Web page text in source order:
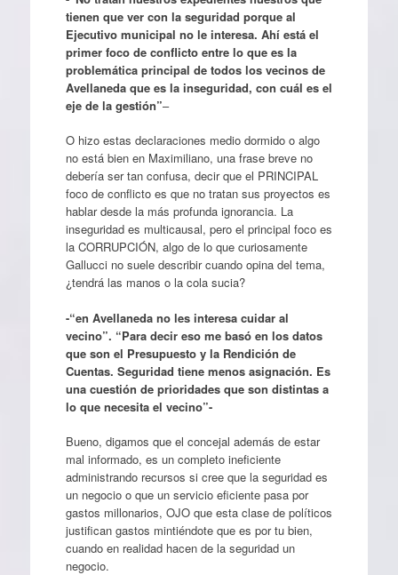
tienen que ver con la seguridad porque al
Ejecutivo municipal no le interesa. Ahí está el
primer foco de conflicto entre lo que es la
problemática principal de todos los vecinos de
Avellaneda que es la inseguridad, con cuál es el
eje de la gestión”–
O hizo estas declaraciones medio dormido o algo
no está bien en Maximiliano, una frase breve no
debería ser tan confusa, decir que el PRINCIPAL
foco de conflicto es que no tratan sus proyectos es
hablar desde la más profunda ignorancia. La
inseguridad es multicausal, pero el principal foco es
la CORRUPCIÓN, algo de lo que curiosamente
Gallucci no suele describir cuando opina del tema,
¿tendrá las manos o la cola sucia?
-“en Avellaneda no les interesa cuidar al
vecino”. “Para decir eso me basó en los datos
que son el Presupuesto y la Rendición de
Cuentas. Seguridad tiene menos asignación. Es
una cuestión de prioridades que son distintas a
lo que necesita el vecino”-
Bueno, digamos que el concejal además de estar
mal informado, es un completo ineficiente
administrando recursos si cree que la seguridad es
un negocio o que un servicio eficiente pasa por
gastos millonarios, OJO que esta clase de políticos
justifican gastos mintiéndote que es por tu bien,
cuando en realidad hacen de la seguridad un
negocio.